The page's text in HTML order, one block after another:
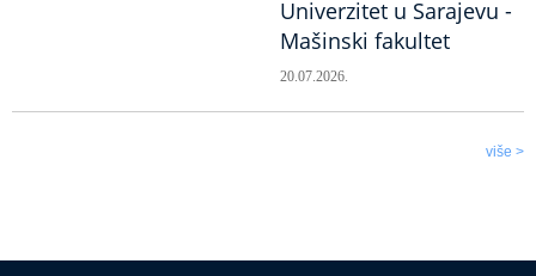
Univerzitet u Sarajevu -
Mašinski fakultet
20.07.2026.
više >